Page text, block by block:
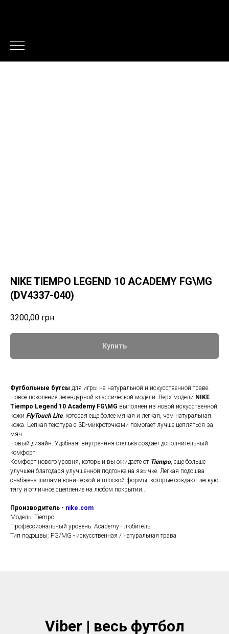
NIKE TIEMPO LEGEND 10 ACADEMY FG\МG
(DV4337-040)
3200,00 грн.
Купить
Футбольные бутсы для игры на натуральной и искусственной траве.
Новое поколение легендарной классической модели. Верх модели NIKE
Tiempo Legend 10 Academy FG\МG выполнен из новой искусственной
кожи FlyTouch Lite, которая еще более мякая и легкая, чем натуральная
кожа. Цепкая текстура с 3D-микроточками помогает лучше цепляться за
мяч.
Новый дизайн. Удобная, внутренняя стелька создает дополнительный
комфорт.
Комфорт нового уровня, который вы ожидаете от Tiempo, еще больше
улучшен благодаря улучшенной подгонке на язычке. Легкая подошва
снабжена шипами конической и плоской формы, которые создают легкую
тягу и отличное сцепление на любом покрытии..
Производитель - nike.com
Модель: Tiempo
Профессиональный уровень: Academy - любитель
Тип подошвы: FG/MG - искусственная / натуральная трава
Viber | весь футбол